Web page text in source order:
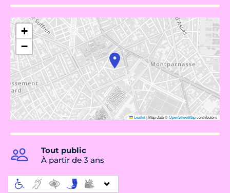
+
−
Leaflet|Map data ©OpenStreetMapcontributors
Tout public
À partir de 3 ans